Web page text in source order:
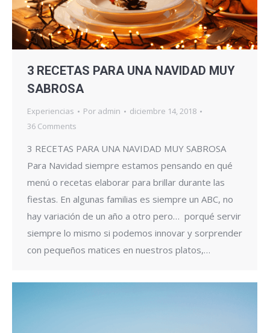
3 RECETAS PARA UNA NAVIDAD MUY
SABROSA
Experiencias Por admin
diciembre 14, 2018
36 Comments
3 RECETAS PARA UNA NAVIDAD MUY SABROSA
Para Navidad siempre estamos pensando en qué
menú o recetas elaborar para brillar durante las
fiestas. En algunas familias es siempre un ABC, no
hay variación de un año a otro pero… porqué servir
siempre lo mismo si podemos innovar y sorprender
con pequeños matices en nuestros platos,…